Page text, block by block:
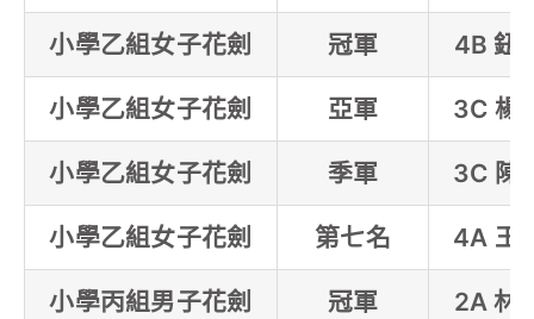
小學乙組女子花劍 冠軍 4B 鈕
小學乙組女子花劍 亞軍 3C 楊
小學乙組女子花劍 季軍 3C 陳
小學乙組女子花劍 第七名 4A 王
小學丙組男子花劍 冠軍 2A 林